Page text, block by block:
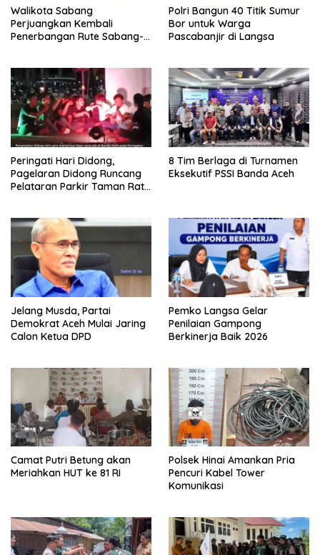
Walikota Sabang
Perjuangkan Kembali
Penerbangan Rute Sabang-
Polri Bangun 40 Titik Sumur
Bor untuk Warga
Pascabanjir di Langsa
Peringati Hari Didong,
Pagelaran Didong Runcang
Pelataran Parkir Taman Ratu
8 Tim Berlaga di Turnamen
Eksekutif PSSI Banda Aceh
Jelang Musda, Partai
Demokrat Aceh Mulai Jaring
Calon Ketua DPD
Pemko Langsa Gelar
Penilaian Gampong
Berkinerja Baik 2026
Camat Putri Betung akan
Meriahkan HUT ke 81 RI
Polsek Hinai Amankan Pria
Pencuri Kabel Tower
Komunikasi